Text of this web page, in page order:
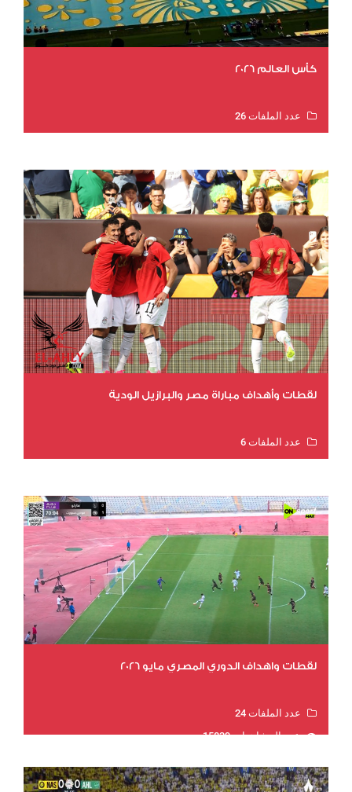
كأس العالم 2026
عدد الملفات 26
لقطات وأهداف مباراة مصر والبرازيل الودية
عدد الملفات 6
لقطات واهداف الدوري المصري مايو 2026
عدد الملفات 24
عدد المشاهدات 15839